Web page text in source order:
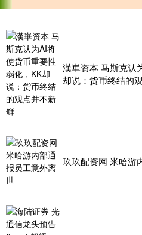
漢崋资本 马斯克认
却说：货币终结的
玖玖配资网 米哈游